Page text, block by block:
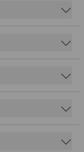
den
den leeren
geladenen